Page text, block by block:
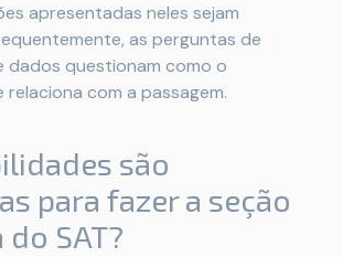
apresentadas neles sejam
as perguntas de
questionam como o
com a passagem.
são
para fazer a seção
SAT?